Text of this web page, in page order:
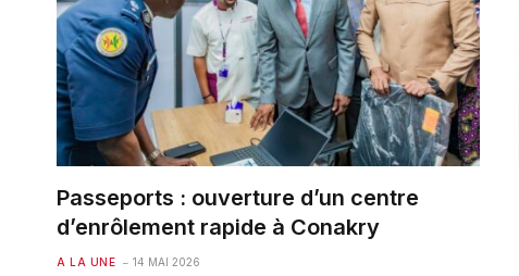
Passeports : ouverture d’un centre
d’enrôlement rapide à Conakry
A LA UNE 14 MAI 2026